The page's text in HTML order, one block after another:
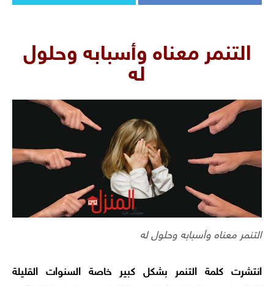
التنمر معناه وأسبابه وحلول
له
التنمر معناه وأسبابه وحلول له
انتشرت كلمة التنمر بشكل كبير خاصة السنوات القليلة